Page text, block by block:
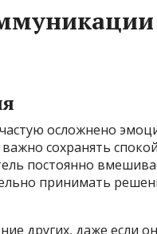
осложнено
сохранять
постоянно
принимать
других, даже если